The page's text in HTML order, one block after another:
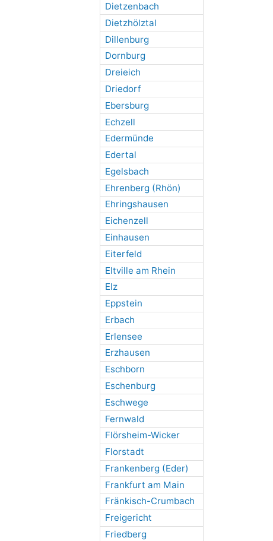
Dietzenbach
Dietzhölztal
Dillenburg
Dornburg
Dreieich
Driedorf
Ebersburg
Echzell
Edermünde
Edertal
Egelsbach
Ehrenberg (Rhön)
Ehringshausen
Eichenzell
Einhausen
Eiterfeld
Eltville am Rhein
Elz
Eppstein
Erbach
Erlensee
Erzhausen
Eschborn
Eschenburg
Eschwege
Fernwald
Flörsheim-Wicker
Florstadt
Frankenberg (Eder)
Frankfurt am Main
Fränkisch-Crumbach
Freigericht
Friedberg